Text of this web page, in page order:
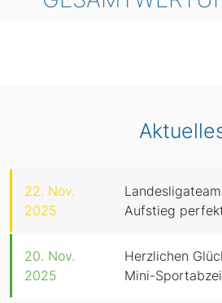
22. Nov.
2025
Aufstieg
20. Nov.
2025
Herzlichen
Mini-